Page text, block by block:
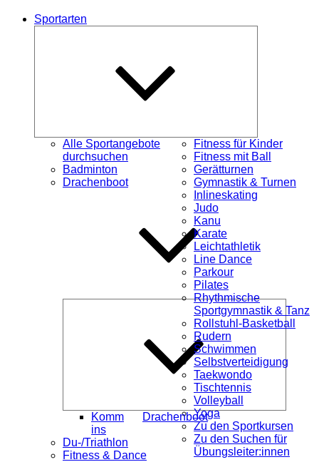
Sportarten
Alle Sportangebote
durchsuchen
Badminton
Drachenboot
öffnen
Komm
ins
Drachenboot
Du-/Triathlon
Fitness & Dance
Fitness für Kinder
Fitness mit Ball
Gerätturnen
Gymnastik & Turnen
Inlineskating
Judo
Kanu
Karate
Leichtathletik
Line Dance
Parkour
Pilates
Rhythmische
Sportgymnastik & Tanz
Rollstuhl-Basketball
Rudern
Schwimmen
Selbstverteidigung
Taekwondo
Tischtennis
Volleyball
Yoga
Zu den Sportkursen
Zu den Suchen für
Übungsleiter:innen